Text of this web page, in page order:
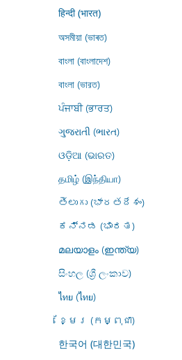
हिन्दी (भारत)
অসমীয়া (ভাৰত)
বাংলা (বাংলাদেশ)
বাংলা (ভারত)
ਪੰਜਾਬੀ (ਭਾਰਤ)
ગુજરાતી (ભારત)
ଓଡ଼ିଆ (ଭାରତ)
தமிழ் (இந்தியா)
తెలుగు (భారతదేశం)
ಕನ್ನಡ (ಭಾರತ)
മലയാളം (ഇന്ത്യ)
සිංහල (ශ්‍රී ලංකාව)
ไทย (ไทย)
ខ្មែរ (កម្ពុជា)
한국어 (대한민국)